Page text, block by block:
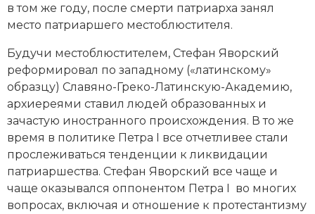
Специальные исторические дисциплины
СССР
Южная Америка
в том же году, после смерти патриарха занял
место патриаршего местоблюстителя.
Будучи местоблюстителем, Стефан Яворский
реформировал по западному («латинскому»
образцу) Славяно-Греко-Латинскую-Академию,
архиереями ставил людей образованных и
зачастую иностранного происхождения. В то же
время в политике Петра I все отчетливее стали
прослеживаться тенденции к ликвидации
патриаршества. Стефан Яворский все чаще и
чаще оказывался оппонентом Петра I во многих
вопросах, включая и отношение к протестантизму